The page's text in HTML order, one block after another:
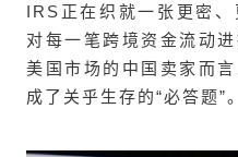
IRS正在织就一张更密、
对每一笔跨境资金流动
美国市场的中国卖家而
成了关乎生存的“必答题”。